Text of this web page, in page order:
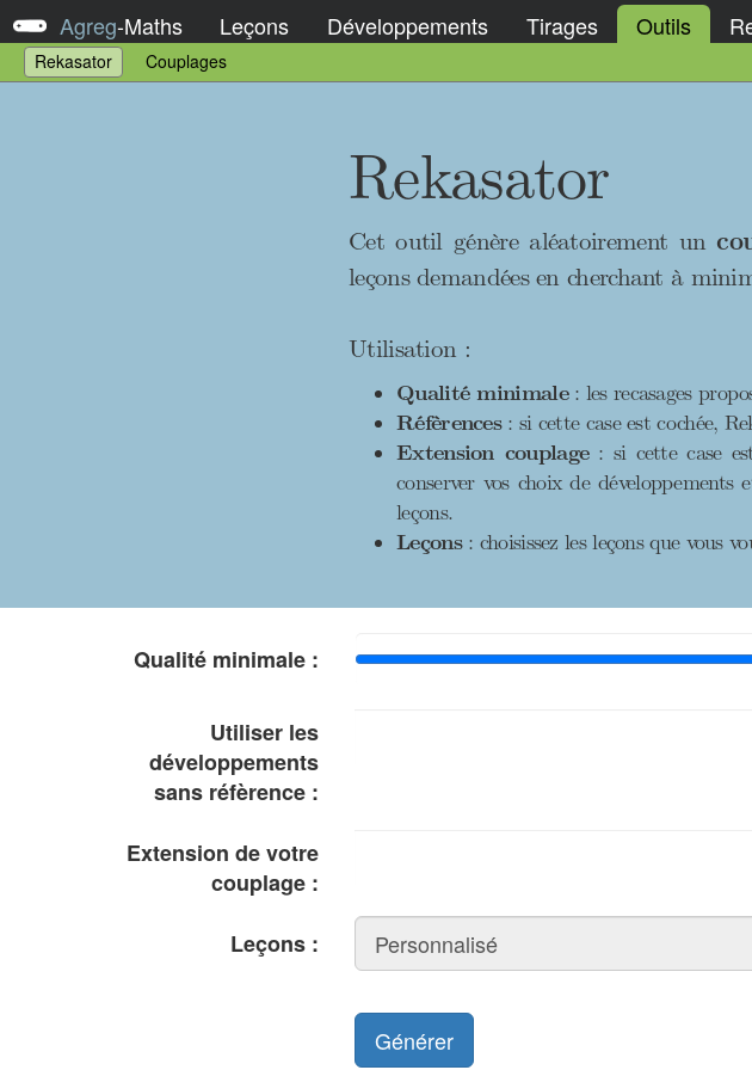
Agreg-Maths Leçons Développements Tirages Outils
Rekasator Couplages
Rekasator
Cet outil génère aléatoirement un
leçons demandées en cherchant à
Utilisation :
Qualité minimale: les recasages
Réfèrences: si cette case est cochée,
Extension couplage: si cette case est
conserver vos choix de
leçons.
Leçons: choisissez les leçons que vous
Qualité minimale :
Utiliser les
développements
sans réfèrence :
Extension de votre
couplage :
Leçons :